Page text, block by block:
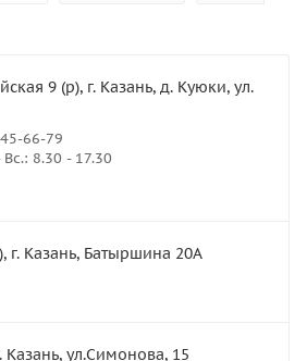
9 (р), г. Казань, д. Куюки, ул.
66-79
8.30 - 17.30
г. Казань, Батыршина 20А
Казань, ул.Симонова, 15